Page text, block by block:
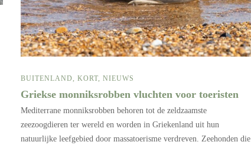
BUITENLAND, KORT, NIEUWS
Griekse monniksrobben vluchten voor toeristen
Mediterrane monniksrobben behoren tot de zeldzaamste
zeezoogdieren ter wereld en worden in Griekenland uit hun
natuurlijke leefgebied door massatoerisme verdreven. Zeehonden die